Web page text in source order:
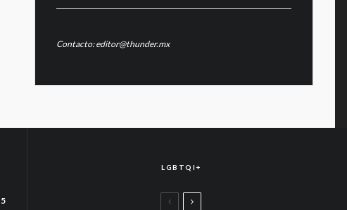
Contacto: editor@thunder.mx
5
LGBTQI+